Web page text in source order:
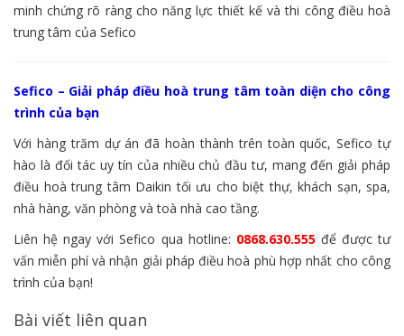
minh chứng rõ ràng cho năng lực thiết kế và thi công điều hoà
trung tâm của Sefico
Sefico – Giải pháp điều hoà trung tâm toàn diện cho công
trình của bạn
Với hàng trăm dự án đã hoàn thành trên toàn quốc, Sefico tự
hào là đối tác uy tín của nhiều chủ đầu tư, mang đến giải pháp
điều hoà trung tâm Daikin tối ưu cho biệt thự, khách sạn, spa,
nhà hàng, văn phòng và toà nhà cao tầng.
Liên hệ ngay với Sefico qua hotline: 0868.630.555để được tư
vấn miễn phí và nhận giải pháp điều hoà phù hợp nhất cho công
trình của bạn!
Bài viết liên quan